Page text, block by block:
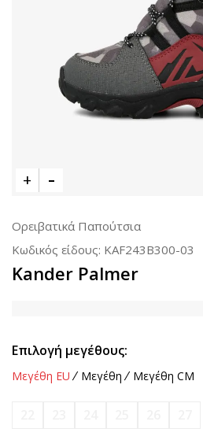
Ορειβατικά Παπούτσια
Κωδικός είδους: KAF243B300-03
Kander Palmer
Επιλογή μεγέθους:
Μεγέθη EU Μεγέθη Μεγέθη CM